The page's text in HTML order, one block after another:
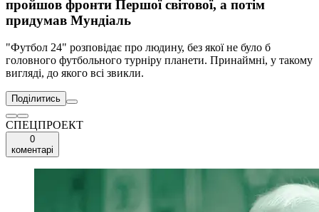
пройшов фронти Першої світової, а потім
придумав Мундіаль
"Футбол 24" розповідає про людину, без якої не було б
головного футбольного турніру планети. Принаймні, у такому
вигляді, до якого всі звикли.
Поділитись
СПЕЦПРОЕКТ
0
коментарі